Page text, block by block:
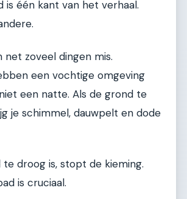
is één kant van het verhaal.
net zoveel dingen mis.
een vochtige omgeving
een natte. Als de grond te
je schimmel, dauwpelt en dode
te droog is, stopt de kieming.
is cruciaal.